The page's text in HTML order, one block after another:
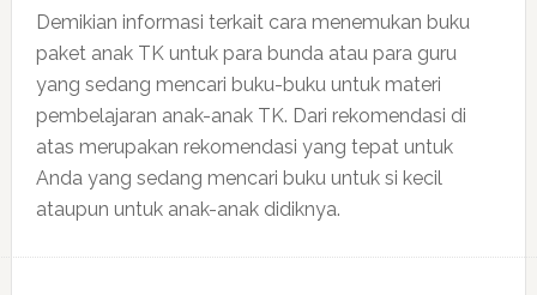
Demikian informasi terkait cara menemukan buku
paket anak TK untuk para bunda atau para guru
yang sedang mencari buku-buku untuk materi
pembelajaran anak-anak TK. Dari rekomendasi di
atas merupakan rekomendasi yang tepat untuk
Anda yang sedang mencari buku untuk si kecil
ataupun untuk anak-anak didiknya.